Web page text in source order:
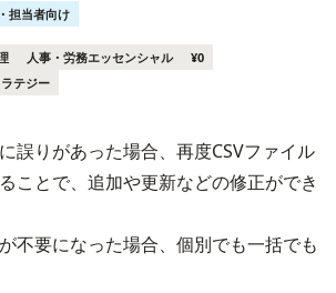
担当者向け
人事・労務エッセンシャル
¥0
テジー
誤りがあった場合、再度CSVファイル
ことで、追加や更新などの修正ができ
不要になった場合、個別でも一括でも